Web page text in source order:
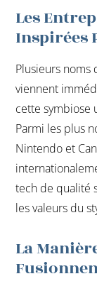
Les
Inspirées
Plusieurs noms
viennent
cette symbiose
Parmi les plus
Nintendo et
tech de qualité
les valeurs du
La